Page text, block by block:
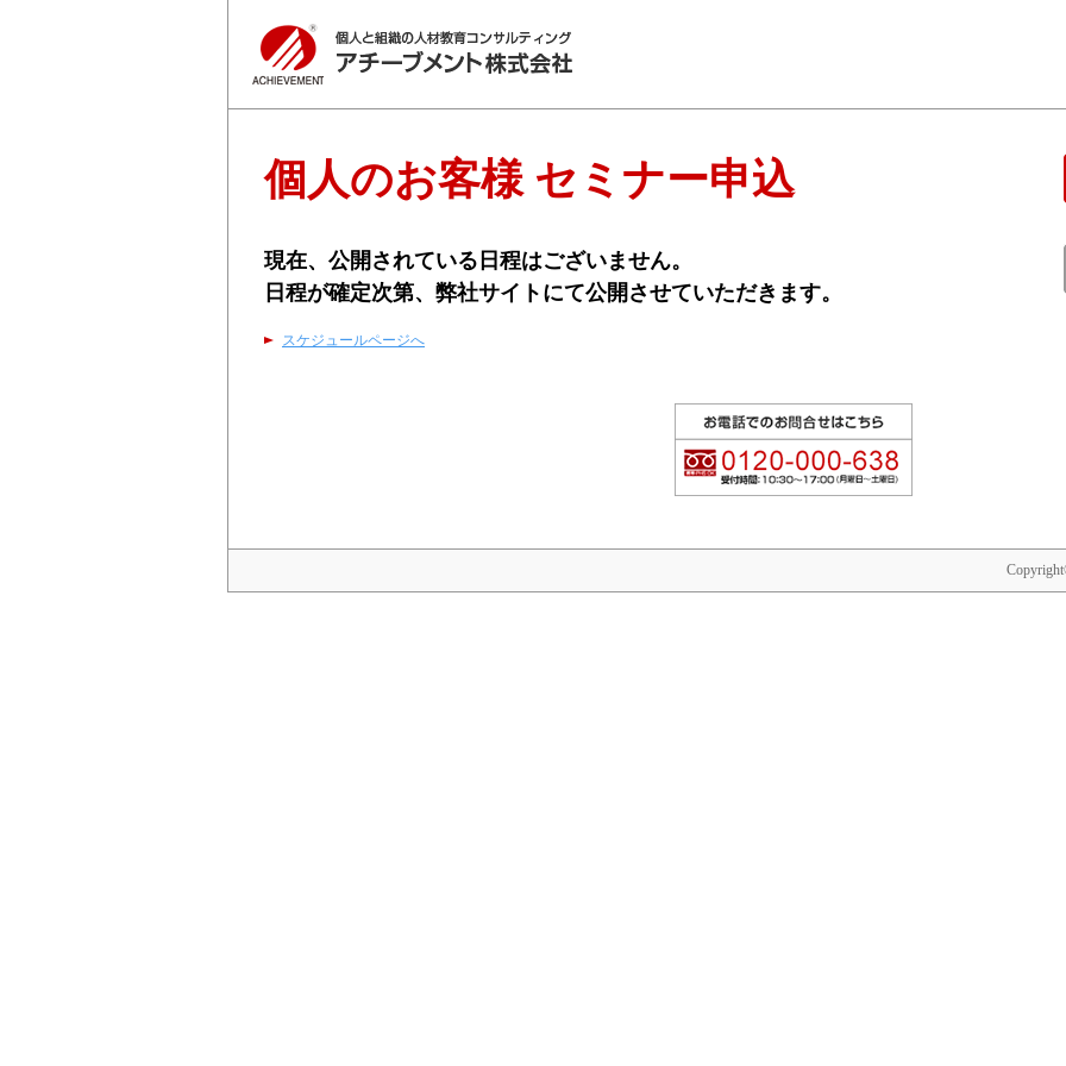
個人のお客様 セミナー申込
現在、公開されている日程はございません。
日程が確定次第、弊社サイトにて公開させていただきます。
スケジュールページへ